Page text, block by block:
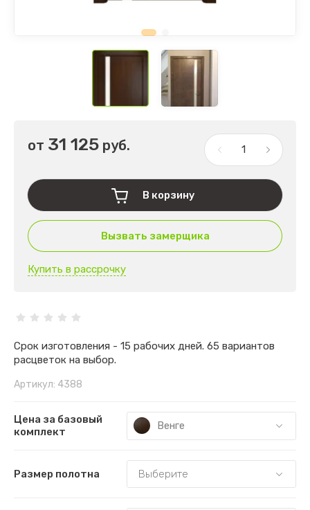
от 31 125 руб.
В корзину
Вызвать замерщика
Купить в рассрочку
Срок изготовления - 15 рабочих дней. 65 вариантов
расцветок на выбор.
Артикул: 4388
Цена за базовый
комплект
Венге
Размер полотна